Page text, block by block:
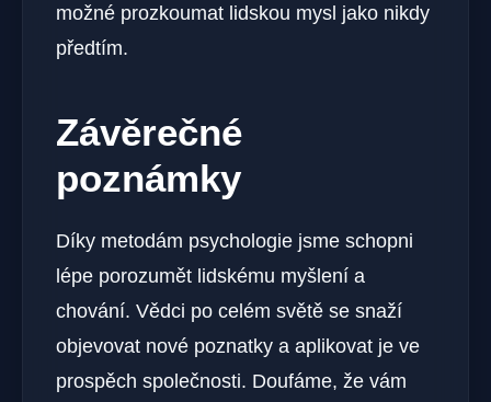
možné prozkoumat lidskou mysl jako nikdy
předtím.
Závěrečné
poznámky
Díky metodám psychologie jsme schopni
lépe porozumět lidskému myšlení a
chování. Vědci po celém světě se snaží
objevovat nové poznatky a aplikovat je ve
prospěch společnosti. Doufáme, že vám